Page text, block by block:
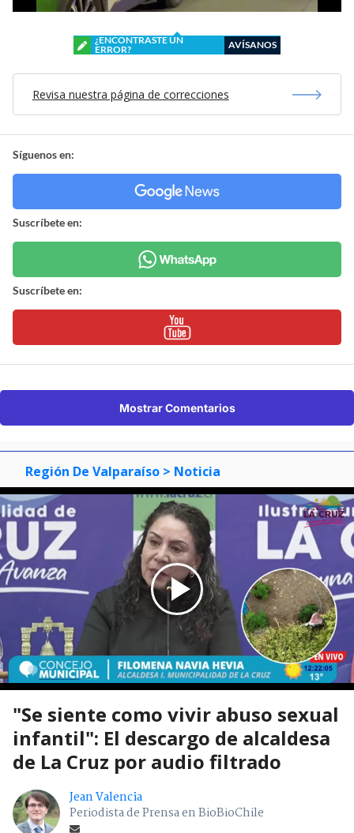
¿ENCONTRASTE UN
ERROR?
AVÍSANOS
Revisa nuestra página de correcciones
Síguenos en:
Suscríbete en:
Suscríbete en:
Mostrar Comentarios
Región De Valparaíso > Noticia
"Se siente como vivir abuso sexual
infantil": El descargo de alcaldesa
de La Cruz por audio filtrado
Jean Valencia
Periodista de Prensa en BioBioChile